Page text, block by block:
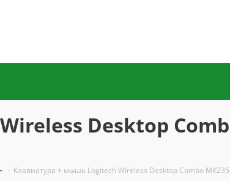
Desktop
- Клавиатура + мышь Logitech Wireless Desktop Combo